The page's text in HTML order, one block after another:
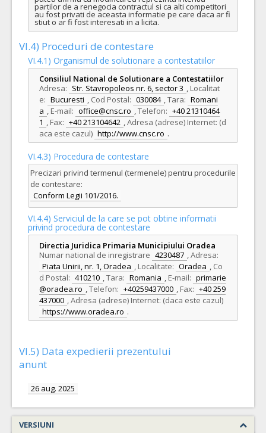
partilor de a renegocia contractul si ca alti competitori
au fost privati de aceasta informatie pe care daca ar fi
stiut o ar fi fost interesati in a licita.
VI.4) Proceduri de contestare
VI.4.1) Organismul de solutionare a contestatiilor
Consiliul National de Solutionare a Contestatiilor
Adresa: Str. Stavropoleos nr. 6, sector 3 , Localitat
e: Bucuresti , Cod Postal: 030084 ,Tara: Romani
a , E-mail: office@cnsc.ro ,Telefon: +40 21310464
1 , Fax: +40 213104642 ,Adresa (adrese) Internet: (d
aca este cazul) http://www.cnsc.ro .
VI.4.3) Procedura de contestare
Precizari privind termenul (termenele) pentru procedurile
de contestare:
Conform Legii 101/2016.
VI.4.4) Serviciul de la care se pot obtine informatii
privind procedura de contestare
Directia Juridica Primaria Municipiului Oradea
Numar national de inregistrare 4230487 ,Adresa:
Piata Unirii, nr. 1, Oradea , Localitate: Oradea , Co
d Postal: 410210 ,Tara: Romania , E-mail: primarie
@oradea.ro ,Telefon: +40259437000 , Fax: +40 259
437000 ,Adresa (adrese) Internet: (daca este cazul)
https://www.oradea.ro .
VI.5) Data expedierii prezentului
anunt
26 aug. 2025
VERSIUNI